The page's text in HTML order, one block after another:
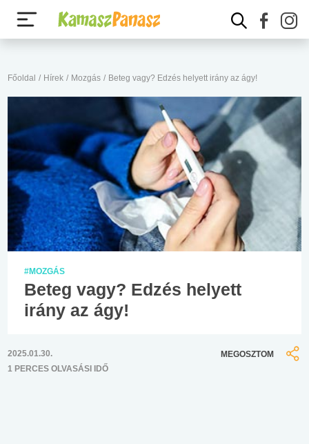
Főoldal / Hírek / Mozgás / Beteg vagy? Edzés helyett irány az ágy!
#MOZGÁS
Beteg vagy? Edzés helyett
irány az ágy!
2025.01.30.
1 PERCES OLVASÁSI IDŐ
MEGOSZTOM